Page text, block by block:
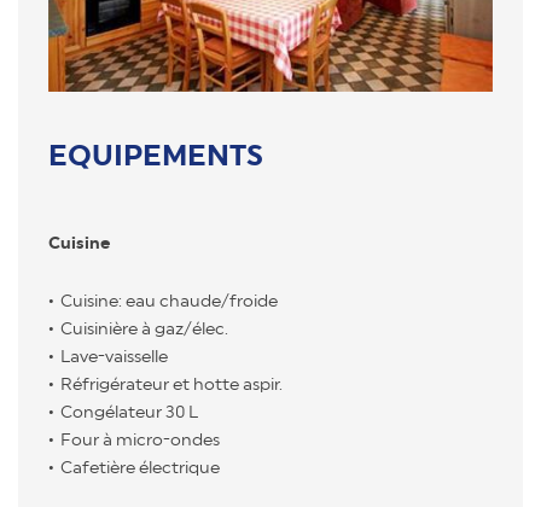
EQUIPEMENTS
Cuisine
Cuisine: eau chaude/froide
Cuisinière à gaz/élec.
Lave-vaisselle
Réfrigérateur et hotte aspir.
Congélateur 30 L
Four à micro-ondes
Cafetière électrique